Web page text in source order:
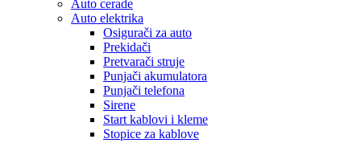
Auto cerade
Auto elektrika
Osigurači za auto
Prekidači
Pretvarači struje
Punjači akumulatora
Punjači telefona
Sirene
Start kablovi i kleme
Stopice za kablove